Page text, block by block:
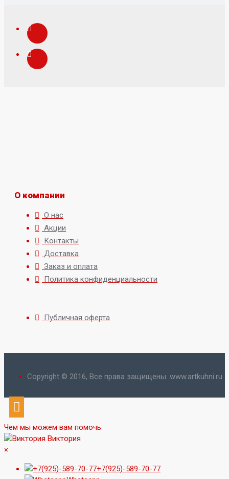
О компании
О нас
Акции
Контакты
Доставка
Заказ и оплата
Политика конфиденциальности
Публичная оферта
Copyright © 2016, Все права защищены. www.artkuhni.ru
Чем мы можем вам помочь
Виктория
×
+7(925)-589-70-77